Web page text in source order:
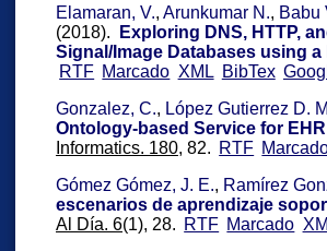
Elamaran, V., Arunkumar N., Babu
(2018).
Exploring DNS, HTTP,
Signal/Image Databases using a
RTF Marcado XML BibTex
Gonzalez, C., López Gutierrez D.
Ontology-based Service for
Informatics. 180, 82. RTF
Gómez Gómez, J. E., Ramírez
escenarios de aprendizaje
Al Día. 6(1), 28. RTF Marcado